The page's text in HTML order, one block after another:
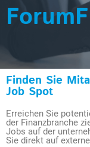
Finden Sie
Job Spot
Erreichen Sie
der Finanzbranche
Jobs auf der
Sie direkt auf